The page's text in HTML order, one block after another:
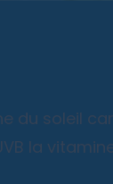
du soleil
la